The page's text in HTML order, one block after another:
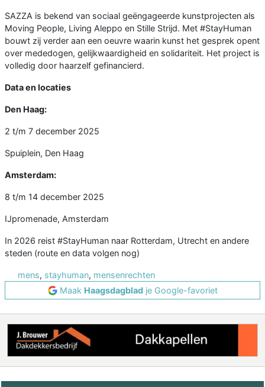
SAZZA is bekend van sociaal geëngageerde kunstprojecten als
Moving People, Living Aleppo en Stille Strijd. Met #StayHuman
bouwt zij verder aan een oeuvre waarin kunst het gesprek opent
over mededogen, gelijkwaardigheid en solidariteit. Het project is
volledig door haarzelf gefinancierd.
Data en locaties
Den Haag:
2 t/m 7 december 2025
Spuiplein, Den Haag
Amsterdam:
8 t/m 14 december 2025
IJpromenade, Amsterdam
In 2026 reist #StayHuman naar Rotterdam, Utrecht en andere
steden (route en data volgen nog)
mens, stayhuman, mensenrechten
Maak Haagsdagbladje Google-favoriet